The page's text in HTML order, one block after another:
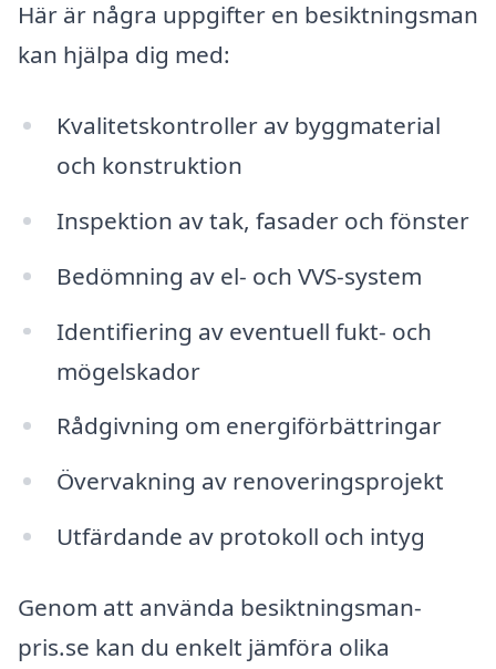
Här är några uppgifter en besiktningsman
kan hjälpa dig med:
Kvalitetskontroller av byggmaterial
och konstruktion
Inspektion av tak, fasader och fönster
Bedömning av el- och VVS-system
Identifiering av eventuell fukt- och
mögelskador
Rådgivning om energiförbättringar
Övervakning av renoveringsprojekt
Utfärdande av protokoll och intyg
Genom att använda besiktningsman-
pris.se kan du enkelt jämföra olika